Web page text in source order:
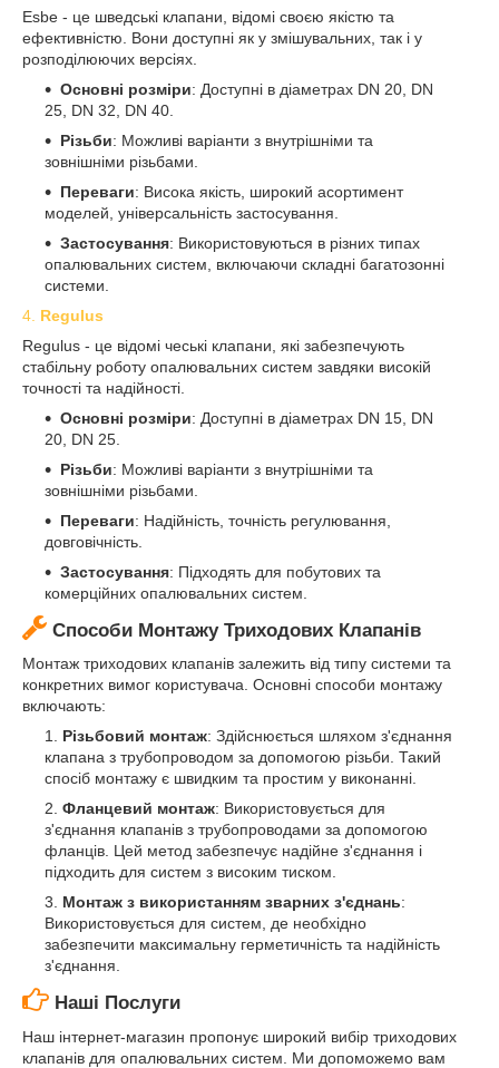
Esbe - це шведські клапани, відомі своєю якістю та
ефективністю. Вони доступні як у змішувальних, так і у
розподілюючих версіях.
Основні розміри: Доступні в діаметрах DN 20, DN
25, DN 32, DN 40.
Різьби: Можливі варіанти з внутрішніми та
зовнішніми різьбами.
Переваги: Висока якість, широкий асортимент
моделей, універсальність застосування.
Застосування: Використовуються в різних типах
опалювальних систем, включаючи складні багатозонні
системи.
4. Regulus
Regulus - це відомі чеські клапани, які забезпечують
стабільну роботу опалювальних систем завдяки високій
точності та надійності.
Основні розміри: Доступні в діаметрах DN 15, DN
20, DN 25.
Різьби: Можливі варіанти з внутрішніми та
зовнішніми різьбами.
Переваги: Надійність, точність регулювання,
довговічність.
Застосування: Підходять для побутових та
комерційних опалювальних систем.
Способи Монтажу Триходових Клапанів
Монтаж триходових клапанів залежить від типу системи та
конкретних вимог користувача. Основні способи монтажу
включають:
Різьбовий монтаж: Здійснюється шляхом з'єднання
клапана з трубопроводом за допомогою різьби. Такий
спосіб монтажу є швидким та простим у виконанні.
Фланцевий монтаж: Використовується для
з'єднання клапанів з трубопроводами за допомогою
фланців. Цей метод забезпечує надійне з'єднання і
підходить для систем з високим тиском.
Монтаж з використанням зварних з'єднань:
Використовується для систем, де необхідно
забезпечити максимальну герметичність та надійність
з'єднання.
Наші Послуги
Наш інтернет-магазин пропонує широкий вибір триходових
клапанів для опалювальних систем. Ми допоможемо вам